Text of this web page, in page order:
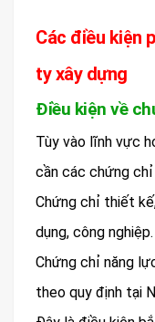
Các điều kiện
ty xây dựng
Điều kiện về
Tùy vào lĩnh vực
cần các chứng chỉ
Chứng chỉ thiết
dụng, công nghiệp.
Chứng chỉ năng
theo quy định tại